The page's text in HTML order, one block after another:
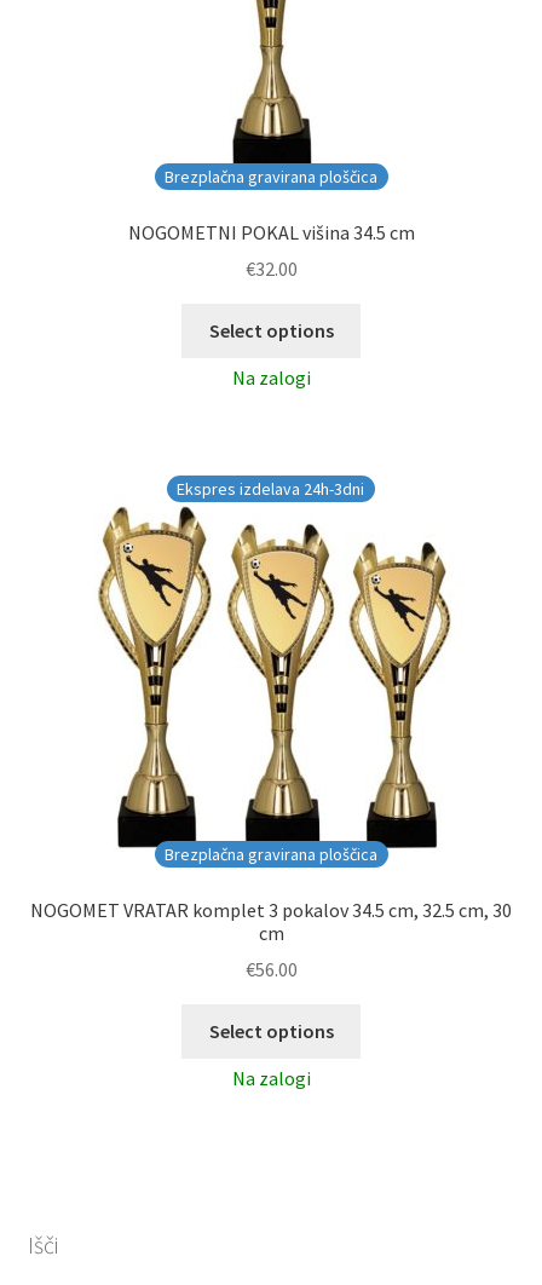
Brezplačna gravirana ploščica
NOGOMETNI POKAL višina 34.5 cm
€32.00
Select options
Na zalogi
Brezplačna gravirana ploščica
Ekspres izdelava 24h-3dni
NOGOMET VRATAR komplet 3 pokalov 34.5 cm, 32.5 cm, 30
cm
€56.00
Select options
Na zalogi
Išči